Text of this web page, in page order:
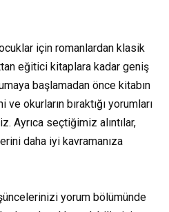
için romanlardan klasik
eğitici kitaplara kadar geniş
başlamadan önce kitabın
ve okurların bıraktığı yorumları
Ayrıca seçtiğimiz alıntılar,
daha iyi kavramanıza
yorum bölümünde